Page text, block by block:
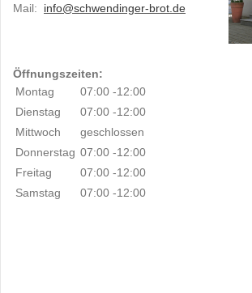
Mail: info@schwendinger-brot.de
Öffnungszeiten:
Montag
07:00 -12:00
Dienstag
07:00 -12:00
Mittwoch
geschlossen
Donnerstag 07:00 -12:00
Freitag
07:00 -12:00
Samstag
07:00 -12:00